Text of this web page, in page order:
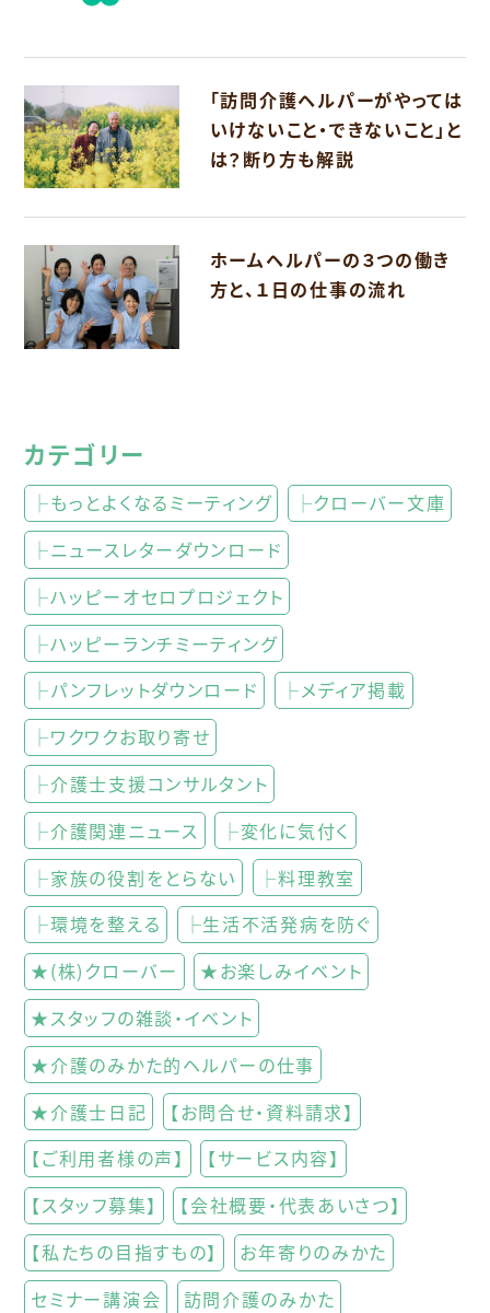
「訪問介護ヘルパーがやっては
いけないこと・できないこと」と
は？断り方も解説
ホームヘルパーの３つの働き
方と、１日の仕事の流れ
カテゴリー
├もっとよくなるミーティング
├クローバー文庫
├ニュースレターダウンロード
├ハッピーオセロプロジェクト
├ハッピーランチミーティング
├パンフレットダウンロード
├メディア掲載
├ワクワクお取り寄せ
├介護士支援コンサルタント
├介護関連ニュース
├変化に気付く
├家族の役割をとらない
├料理教室
├環境を整える
├生活不活発病を防ぐ
★(株)クローバー
★お楽しみイベント
★スタッフの雑談・イベント
★介護のみかた的ヘルパーの仕事
★介護士日記
【お問合せ・資料請求】
【ご利用者様の声】
【サービス内容】
【スタッフ募集】
【会社概要・代表あいさつ】
【私たちの目指すもの】
お年寄りのみかた
セミナー講演会
訪問介護のみかた